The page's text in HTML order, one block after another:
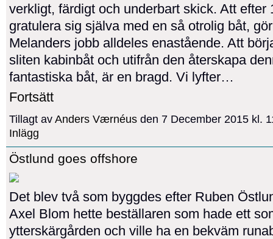
verkligt, färdigt och underbart skick. Att efter
gratulera sig själva med en så otrolig båt,
Melanders jobb alldeles enastående. Att
sliten kabinbåt och utifrån den återskapa
fantastiska båt, är en bragd. Vi lyfter…
Fortsätt
Tillagt av Anders Værnéus den 7 December 2015 kl.
Inlägg
Östlund goes offshore
Det blev två som byggdes efter Ruben
Axel Blom hette beställaren som hade ett
ytterskärgården och ville ha en bekväm